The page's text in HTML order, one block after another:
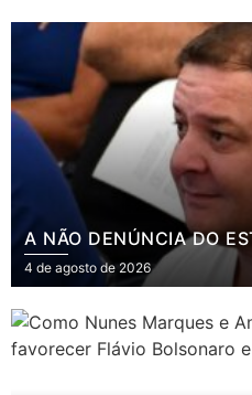
A NÃO DENÚNCIA DO
4 de agosto de 2026